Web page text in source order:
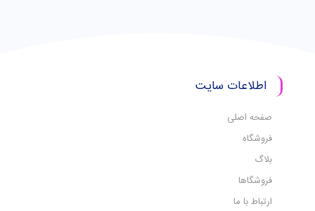
اطلاعات سایت
صفحه اصلی
فروشگاه
بلاگ
فروشگاها
ارتباط با ما